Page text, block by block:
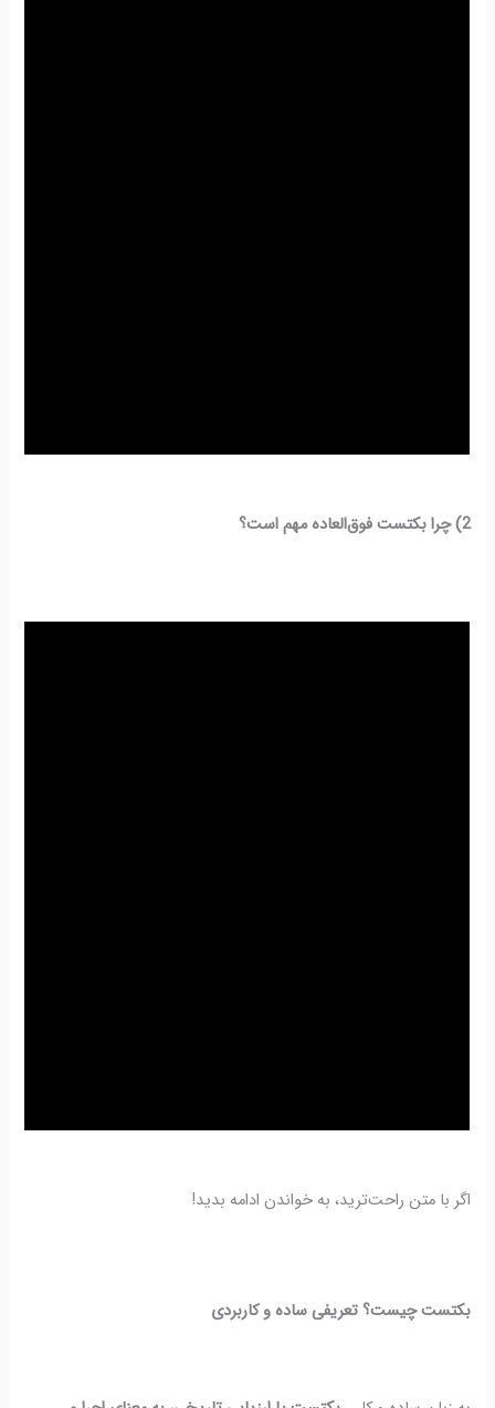
2) چرا بکتست فوق‌العاده مهم است؟
اگر با متن راحت‌ترید، به خواندن ادامه بدید!
بکتست چیست؟ تعریفی ساده و کاربردی